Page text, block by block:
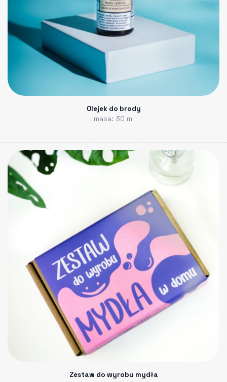
Olejek do brody
masa: 30 ml
Zestaw do wyrobu mydła